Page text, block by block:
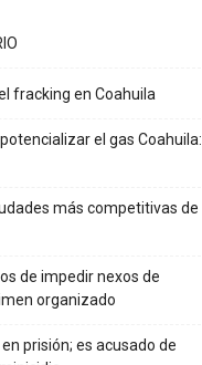
fracking en Coahuila
el gas Coahuila:
más competitivas de
de impedir nexos de
organizado
prisión; es acusado de